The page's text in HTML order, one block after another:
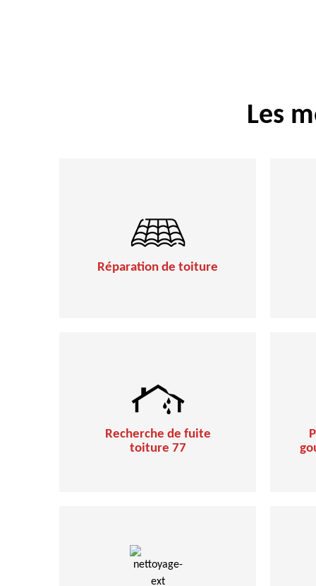
Les
Réparation de toiture
Recherche de fuite
toiture 77